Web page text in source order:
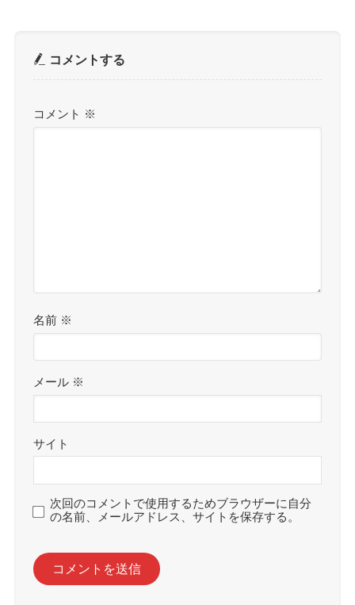
コメントする
コメント ※
名前 ※
メール ※
サイト
次回のコメントで使用するためブラウザーに自分
の名前、メールアドレス、サイトを保存する。